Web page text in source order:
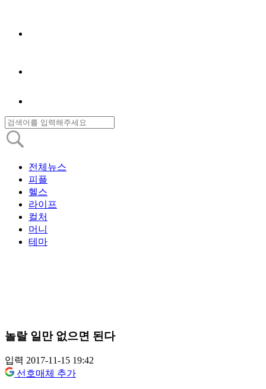
전체뉴스
피플
헬스
라이프
컬처
머니
테마
놀랄 일만 없으면 된다
입력 2017-11-15 19:42
선호매체 추가